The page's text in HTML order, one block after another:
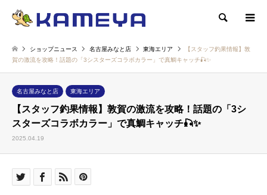
検索
ショップニュース 名古屋みなと店 東海エリア
【スタッフ釣果情報】敦
賀の激流を攻略！話題の「3シスターズコラボカラー」で真鯛キャッチ🎣✨
名古屋みなと店 東海エリア
【スタッフ釣果情報】敦賀の激流を攻略！話題の「3シ
スターズコラボカラー」で真鯛キャッチ🎣✨
2025.04.19